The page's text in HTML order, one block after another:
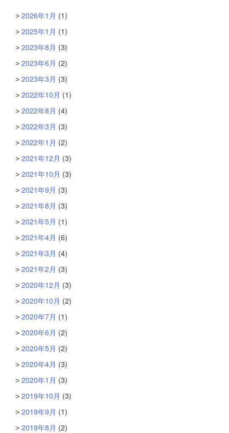
2026年1月 (1)
2025年1月 (1)
2023年8月 (3)
2023年6月 (2)
2023年3月 (3)
2022年10月 (1)
2022年8月 (4)
2022年3月 (3)
2022年1月 (2)
2021年12月 (3)
2021年10月 (3)
2021年9月 (3)
2021年8月 (3)
2021年5月 (1)
2021年4月 (6)
2021年3月 (4)
2021年2月 (3)
2020年12月 (3)
2020年10月 (2)
2020年7月 (1)
2020年6月 (2)
2020年5月 (2)
2020年4月 (3)
2020年1月 (3)
2019年10月 (3)
2019年9月 (1)
2019年8月 (2)